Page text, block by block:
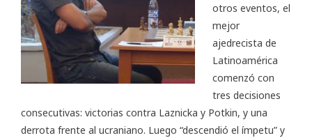
otros eventos, el
mejor
ajedrecista de
Latinoamérica
comenzó con
tres decisiones
consecutivas: victorias contra Laznicka y Potkin, y una
derrota frente al ucraniano. Luego “descendió el ímpetu” y